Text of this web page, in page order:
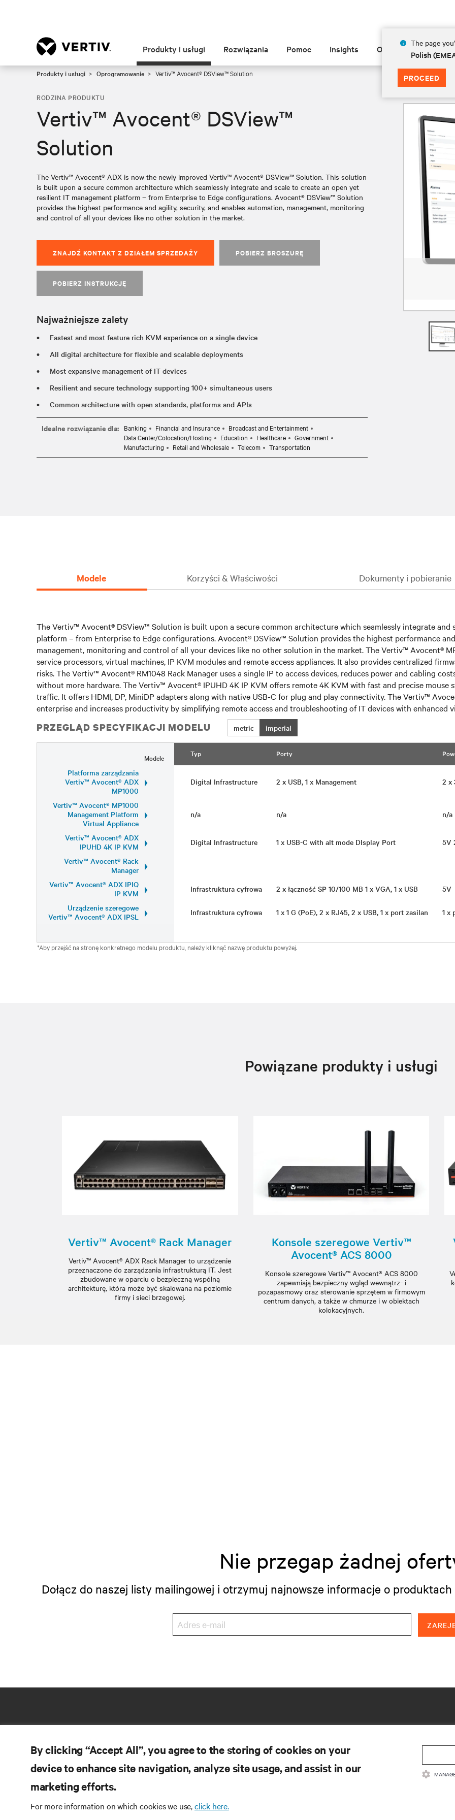
The page
Polish
PROCEED
Produkty i usługi Rozwiązania Pomoc Insights O Vertiv
Produkty i usługi Oprogramowanie Vertiv™ Avocent® DSView™ Solution
RODZINA PRODUKTU
Vertiv™ Avocent® DSView™
Solution
The Vertiv™ Avocent® ADX is now the newly improved Vertiv™ Avocent® DSView™ Solution. This solution
is built upon a secure common architecture which seamlessly integrate and scale to create an open yet
resilient IT management platform – from Enterprise to Edge configurations. Avocent® DSView™ Solution
provides the highest performance and agility, security, and enables automation, management, monitoring
and control of all your devices like no other solution in the market.
ZNAJDŹ KONTAKT Z DZIAŁEM SPRZEDAŻY POBIERZ BROSZURĘ
POBIERZ INSTRUKCJĘ
Najważniejsze zalety
Fastest and most feature rich KVM experience on a single device
All digital architecture for flexible and scalable deployments
Most expansive management of IT devices
Resilient and secure technology supporting 100+ simultaneous users
Common architecture with open standards, platforms and APIs
Idealne rozwiązanie dla: Banking Financial and Insurance
Broadcast and Entertainment
Data Center/Colocation/Hosting
Education Healthcare
Government
Manufacturing
Retail and Wholesale Telecom Transportation
Modele Korzyści & Właściwości Dokumenty i pobieranie
The Vertiv™ Avocent® DSView™ Solution is built upon a secure common architecture which seamlessly integrate and
platform – from Enterprise to Edge configurations. Avocent® DSView™ Solution provides the highest performance
management, monitoring and control of all your devices like no other solution in the market. The Vertiv™ Avocent®
service processors, virtual machines, IP KVM modules and remote access appliances. It also provides centralized
risks. The Vertiv™ Avocent® RM1048 Rack Manager uses a single IP to access devices, reduces power and cabling
without more hardware. The Vertiv™ Avocent® IPUHD 4K IP KVM offers remote 4K KVM with fast and precise
traffic. It offers HDMI, DP, MiniDP adapters along with native USB-C for plug and play connectivity. The Vertiv™
enterprise and increases productivity by simplifying remote access and troubleshooting of IT devices with enhanced
PRZEGLĄD SPECYFIKACJI MODELU metric imperial
Modele Typ Porty
Platforma zarządzania
Vertiv™ Avocent® ADX
MP1000
Digital Infrastructure 2 x USB, 1 x Management 2 x
Vertiv™ Avocent® MP1000
Management Platform
Virtual Appliance
n/a n/a n/a
Vertiv™ Avocent® ADX
IPUHD 4K IP KVM
Digital Infrastructure 1 x USB-C with alt mode DIsplay Port 5V
Vertiv™ Avocent® Rack
Manager
Vertiv™ Avocent® ADX IPIQ
IP KVM
Infrastruktura cyfrowa 2 x łączność SP 10/100 MB 1 x VGA, 1 x USB 5V
Urządzenie szeregowe
Vertiv™ Avocent® ADX IPSL
Infrastruktura cyfrowa 1 x 1 G (PoE), 2 x RJ45, 2 x USB, 1 x port zasilan 1 x
*Aby przejść na stronę konkretnego modelu produktu, należy kliknąć nazwę produktu powyżej.
Powiązane produkty i usługi
Vertiv™ Avocent® Rack Manager
Vertiv™ Avocent® ADX Rack Manager to urządzenie
przeznaczone do zarządzania infrastrukturą IT. Jest
zbudowane w oparciu o bezpieczną wspólną
architekturę, która może być skalowana na poziomie
firmy i sieci brzegowej.
Konsole szeregowe Vertiv™
Avocent® ACS 8000
Konsole szeregowe Vertiv™ Avocent® ACS 8000
zapewniają bezpieczny wgląd wewnątrz- i
pozapasmowy oraz sterowanie sprzętem w firmowym
centrum danych, a także w chmurze i w obiektach
kolokacyjnych.
Nie przegap żadnej
Dołącz do naszej listy mailingowej i otrzymuj najnowsze informacje o
Dokumentacja produktów
DOŁĄCZ DO NAS
By clicking “Accept All”, you agree to the storing of cookies on your
device to enhance site navigation, analyze site usage, and assist in our
marketing efforts.
For more information on which cookies we use,click here.